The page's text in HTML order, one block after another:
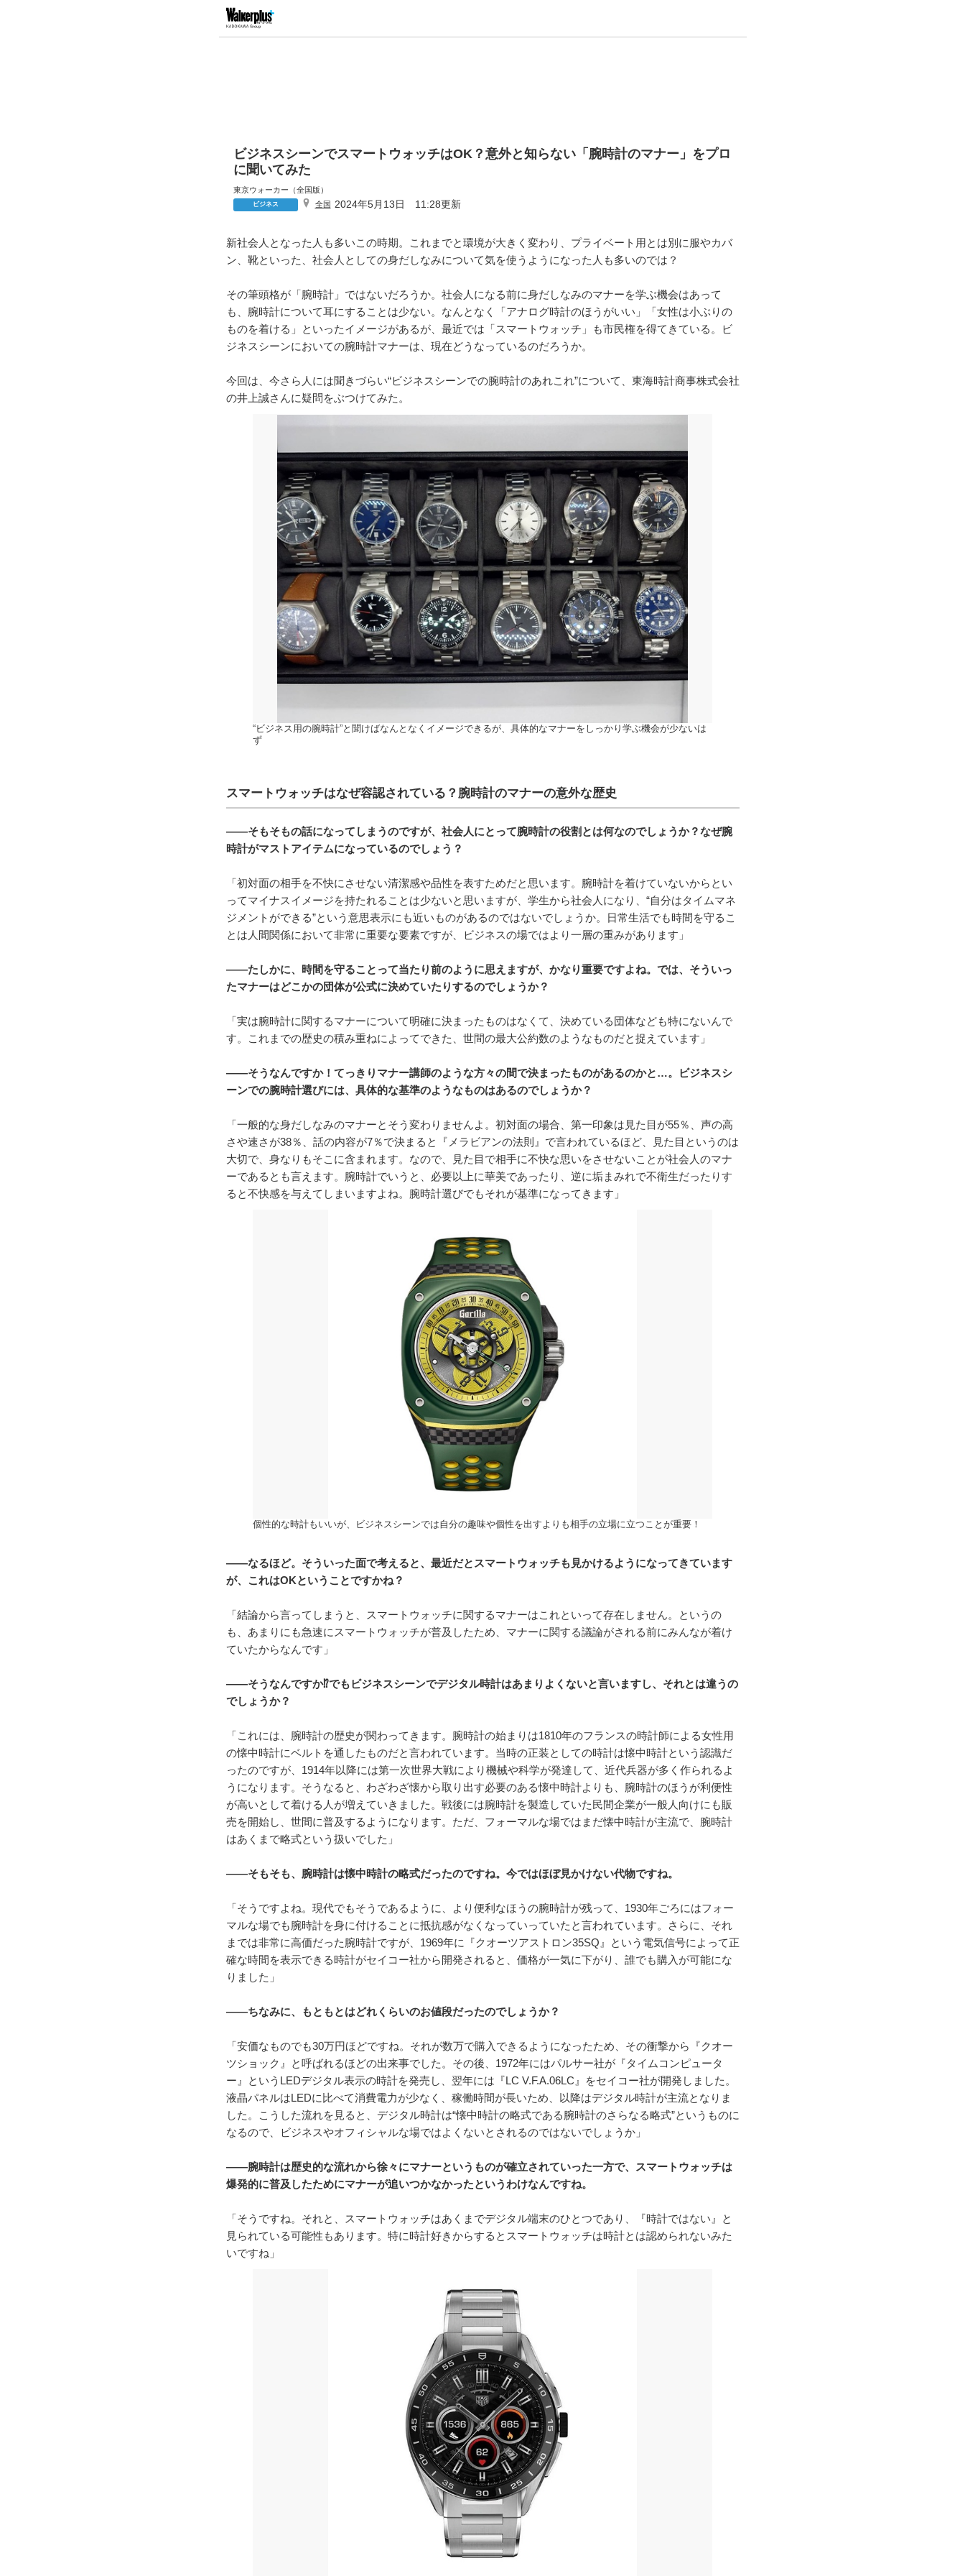
ビジネスシーンでスマートウォッチはOK？意外と知らない「腕時計のマナー」をプロ
に聞いてみた
東京ウォーカー（全国版）
ビジネス 全国 2024年5月13日 11:28更新
新社会人となった人も多いこの時期。これまでと環境が大きく変わり、プライベート用とは別に服やカバ
ン、靴といった、社会人としての身だしなみについて気を使うようになった人も多いのでは？
その筆頭格が「腕時計」ではないだろうか。社会人になる前に身だしなみのマナーを学ぶ機会はあって
も、腕時計について耳にすることは少ない。なんとなく「アナログ時計のほうがいい」「女性は小ぶりの
ものを着ける」といったイメージがあるが、最近では「スマートウォッチ」も市民権を得てきている。ビ
ジネスシーンにおいての腕時計マナーは、現在どうなっているのだろうか。
今回は、今さら人には聞きづらい“ビジネスシーンでの腕時計のあれこれ”について、東海時計商事株式会社
の井上誠さんに疑問をぶつけてみた。
“ビジネス用の腕時計”と聞けばなんとなくイメージできるが、具体的なマナーをしっかり学ぶ機会が少ないは
ず
スマートウォッチはなぜ容認されている？腕時計のマナーの意外な歴史
――そもそもの話になってしまうのですが、社会人にとって腕時計の役割とは何なのでしょうか？なぜ腕
時計がマストアイテムになっているのでしょう？
「初対面の相手を不快にさせない清潔感や品性を表すためだと思います。腕時計を着けていないからとい
ってマイナスイメージを持たれることは少ないと思いますが、学生から社会人になり、“自分はタイムマネ
ジメントができる”という意思表示にも近いものがあるのではないでしょうか。日常生活でも時間を守るこ
とは人間関係において非常に重要な要素ですが、ビジネスの場ではより一層の重みがあります」
――たしかに、時間を守ることって当たり前のように思えますが、かなり重要ですよね。では、そういっ
たマナーはどこかの団体が公式に決めていたりするのでしょうか？
「実は腕時計に関するマナーについて明確に決まったものはなくて、決めている団体なども特にないんで
す。これまでの歴史の積み重ねによってできた、世間の最大公約数のようなものだと捉えています」
――そうなんですか！てっきりマナー講師のような方々の間で決まったものがあるのかと…。ビジネスシ
ーンでの腕時計選びには、具体的な基準のようなものはあるのでしょうか？
「一般的な身だしなみのマナーとそう変わりませんよ。初対面の場合、第一印象は見た目が55％、声の高
さや速さが38％、話の内容が7％で決まると『メラビアンの法則』で言われているほど、見た目というのは
大切で、身なりもそこに含まれます。なので、見た目で相手に不快な思いをさせないことが社会人のマナ
ーであるとも言えます。腕時計でいうと、必要以上に華美であったり、逆に垢まみれで不衛生だったりす
ると不快感を与えてしまいますよね。腕時計選びでもそれが基準になってきます」
個性的な時計もいいが、ビジネスシーンでは自分の趣味や個性を出すよりも相手の立場に立つことが重要！
――なるほど。そういった面で考えると、最近だとスマートウォッチも見かけるようになってきています
が、これはOKということですかね？
「結論から言ってしまうと、スマートウォッチに関するマナーはこれといって存在しません。というの
も、あまりにも急速にスマートウォッチが普及したため、マナーに関する議論がされる前にみんなが着け
ていたからなんです」
――そうなんですか⁉でもビジネスシーンでデジタル時計はあまりよくないと言いますし、それとは違うの
でしょうか？
「これには、腕時計の歴史が関わってきます。腕時計の始まりは1810年のフランスの時計師による女性用
の懐中時計にベルトを通したものだと言われています。当時の正装としての時計は懐中時計という認識だ
ったのですが、1914年以降には第一次世界大戦により機械や科学が発達して、近代兵器が多く作られるよ
うになります。そうなると、わざわざ懐から取り出す必要のある懐中時計よりも、腕時計のほうが利便性
が高いとして着ける人が増えていきました。戦後には腕時計を製造していた民間企業が一般人向けにも販
売を開始し、世間に普及するようになります。ただ、フォーマルな場ではまだ懐中時計が主流で、腕時計
はあくまで略式という扱いでした」
――そもそも、腕時計は懐中時計の略式だったのですね。今ではほぼ見かけない代物ですね。
「そうですよね。現代でもそうであるように、より便利なほうの腕時計が残って、1930年ごろにはフォー
マルな場でも腕時計を身に付けることに抵抗感がなくなっていっていたと言われています。さらに、それ
までは非常に高価だった腕時計ですが、1969年に『クオーツアストロン35SQ』という電気信号によって正
確な時間を表示できる時計がセイコー社から開発されると、価格が一気に下がり、誰でも購入が可能にな
りました」
――ちなみに、もともとはどれくらいのお値段だったのでしょうか？
「安価なものでも30万円ほどですね。それが数万で購入できるようになったため、その衝撃から『クオー
ツショック』と呼ばれるほどの出来事でした。その後、1972年にはパルサー社が『タイムコンピュータ
ー』というLEDデジタル表示の時計を発売し、翌年には『LC V.F.A.06LC』をセイコー社が開発しました。
液晶パネルはLEDに比べて消費電力が少なく、稼働時間が長いため、以降はデジタル時計が主流となりま
した。こうした流れを見ると、デジタル時計は“懐中時計の略式である腕時計のさらなる略式”というものに
なるので、ビジネスやオフィシャルな場ではよくないとされるのではないでしょうか」
――腕時計は歴史的な流れから徐々にマナーというものが確立されていった一方で、スマートウォッチは
爆発的に普及したためにマナーが追いつかなかったというわけなんですね。
「そうですね。それと、スマートウォッチはあくまでデジタル端末のひとつであり、『時計ではない』と
見られている可能性もあります。特に時計好きからするとスマートウォッチは時計とは認められないみた
いですね」